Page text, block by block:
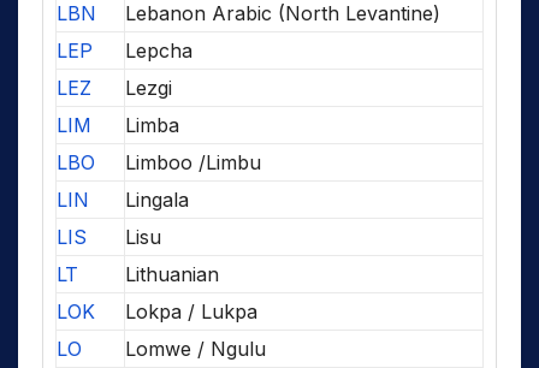
LBN
Lebanon Arabic (North Levantine)
LEP
Lepcha
LEZ
Lezgi
LIM
Limba
LBO
Limboo /Limbu
LIN
Lingala
LIS
Lisu
LT
Lithuanian
LOK
Lokpa / Lukpa
LO
Lomwe / Ngulu